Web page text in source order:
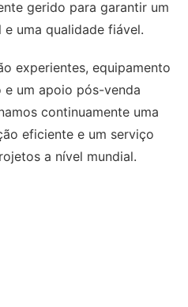
gerido para garantir um
uma qualidade fiável.
experientes, equipamento
um apoio pós-venda
continuamente uma
eficiente e um serviço
a nível mundial.